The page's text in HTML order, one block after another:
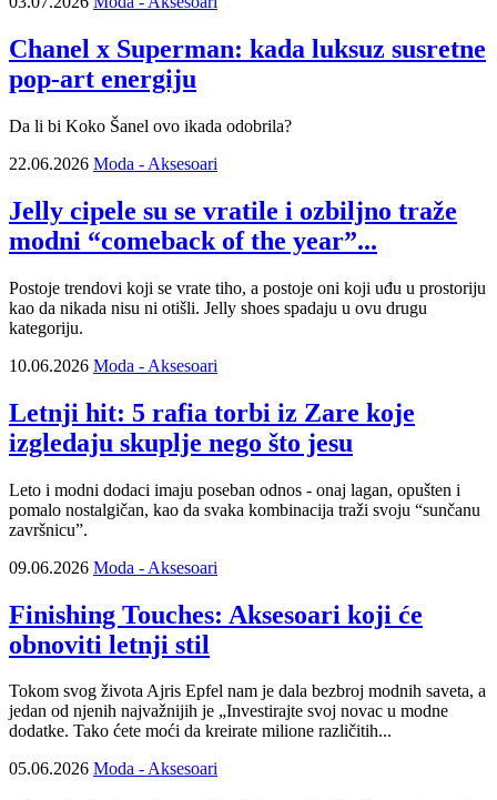
Chanel x Superman: kada luksuz susretne
pop-art energiju
Da li bi Koko Šanel ovo ikada odobrila?
22.06.2026 Moda - Aksesoari
Jelly cipele su se vratile i ozbiljno traže
modni “comeback of the year”...
Postoje trendovi koji se vrate tiho, a postoje oni koji uđu u prostoriju
kao da nikada nisu ni otišli. Jelly shoes spadaju u ovu drugu
kategoriju.
10.06.2026 Moda - Aksesoari
Letnji hit: 5 rafia torbi iz Zare koje
izgledaju skuplje nego što jesu
Leto i modni dodaci imaju poseban odnos - onaj lagan, opušten i
pomalo nostalgičan, kao da svaka kombinacija traži svoju “sunčanu
završnicu”.
09.06.2026 Moda - Aksesoari
Finishing Touches: Aksesoari koji će
obnoviti letnji stil
Tokom svog života Ajris Epfel nam je dala bezbroj modnih saveta, a
jedan od njenih najvažnijih je „Investirajte svoj novac u modne
dodatke. Tako ćete moći da kreirate milione različitih...
05.06.2026 Moda - Aksesoari